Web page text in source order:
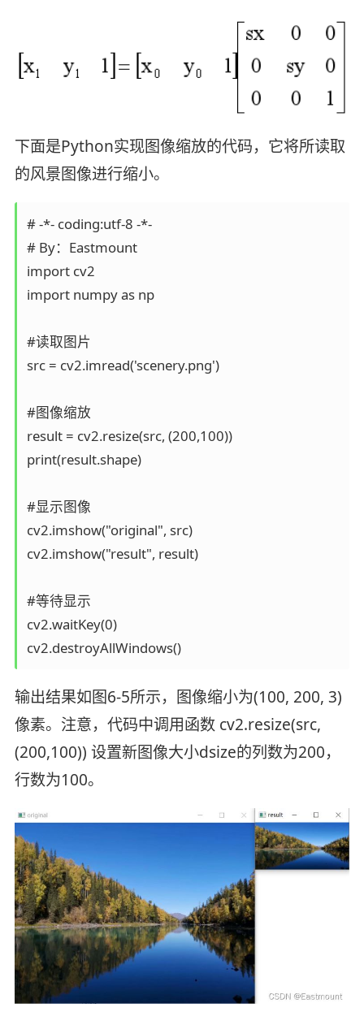
下面是Python实现图像缩放的代码，它将所读取
的风景图像进行缩小。
# -*- coding:utf-8 -*-
# By：Eastmount
import cv2
import numpy as np
#读取图片
src = cv2.imread('scenery.png')
#图像缩放
result = cv2.resize(src, (200,100))
print(result.shape)
#显示图像
cv2.imshow("original", src)
cv2.imshow("result", result)
#等待显示
cv2.waitKey(0)
cv2.destroyAllWindows()
输出结果如图6-5所示，图像缩小为(100, 200, 3)
像素。注意，代码中调用函数 cv2.resize(src,
(200,100)) 设置新图像大小dsize的列数为200，
行数为100。